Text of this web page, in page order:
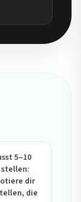
5–10
dir
die